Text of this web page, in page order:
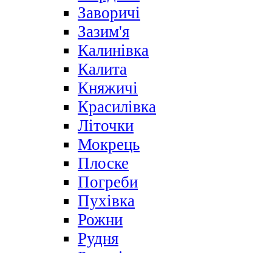
Заворичі
Зазим'я
Калинівка
Калита
Княжичі
Красилівка
Літочки
Мокрець
Плоске
Погреби
Пухівка
Рожни
Рудня